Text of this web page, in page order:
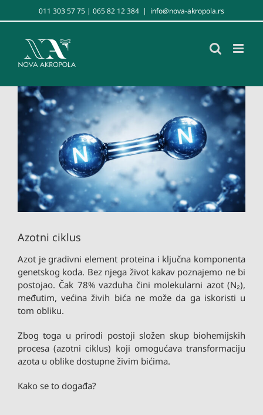
to
011 303 57 75 | 065 82 12 384 | info@nova-akropola.rs
View
Larger
Image
Azotni ciklus
Azot je gradivni element proteina i ključna komponenta
genetskog koda. Bez njega život kakav poznajemo ne bi
postojao. Čak 78% vazduha čini molekularni azot (N₂),
međutim, većina živih bića ne može da ga iskoristi u
tom obliku.
Zbog toga u prirodi postoji složen skup biohemijskih
procesa (azotni ciklus) koji omogućava transformaciju
azota u oblike dostupne živim bićima.
Kako se to događa?